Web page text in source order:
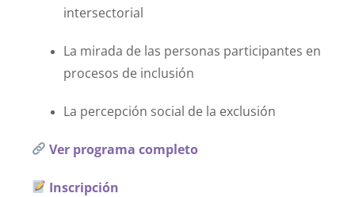
intersectorial
La mirada de las personas participantes en
procesos de inclusión
La percepción social de la exclusión
Ver programa completo
Inscripción